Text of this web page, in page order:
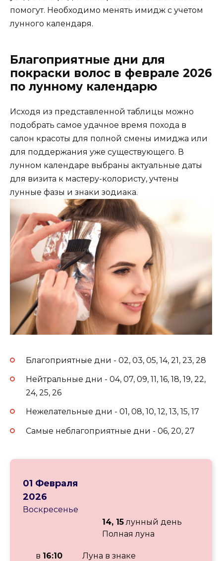
помогут. Необходимо менять имидж с учетом
лунного календаря.
Благоприятные дни для
покраски волос в феврале 2026
по лунному календарю
Исходя из представленной таблицы можно
подобрать самое удачное время похода в
салон красоты для полной смены имиджа или
для поддержания уже существующего. В
лунном календаре выбраны актуальные даты
для визита к мастеру-колористу, учтены
лунные фазы и знаки зодиака.
Благоприятные дни - 02, 03, 05, 14, 21, 23, 28
Нейтральные дни - 04, 07, 09, 11, 16, 18, 19, 22,
24, 25, 26
Нежелательные дни - 01, 08, 10, 12, 13, 15, 17
Самые неблагоприятные дни - 06, 20, 27
01 Февраля
2026
Воскресенье
14, 15 лунный день
Полная луна
в 16:10
Луна в знаке